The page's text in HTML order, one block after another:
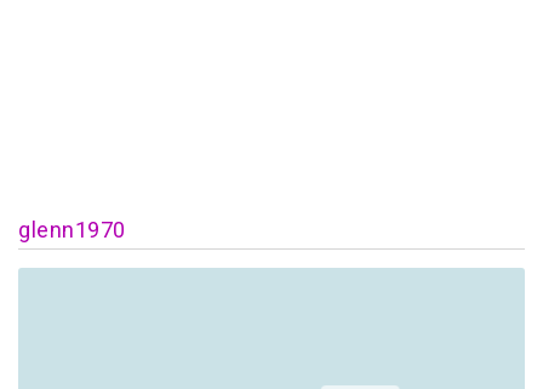
glenn1970